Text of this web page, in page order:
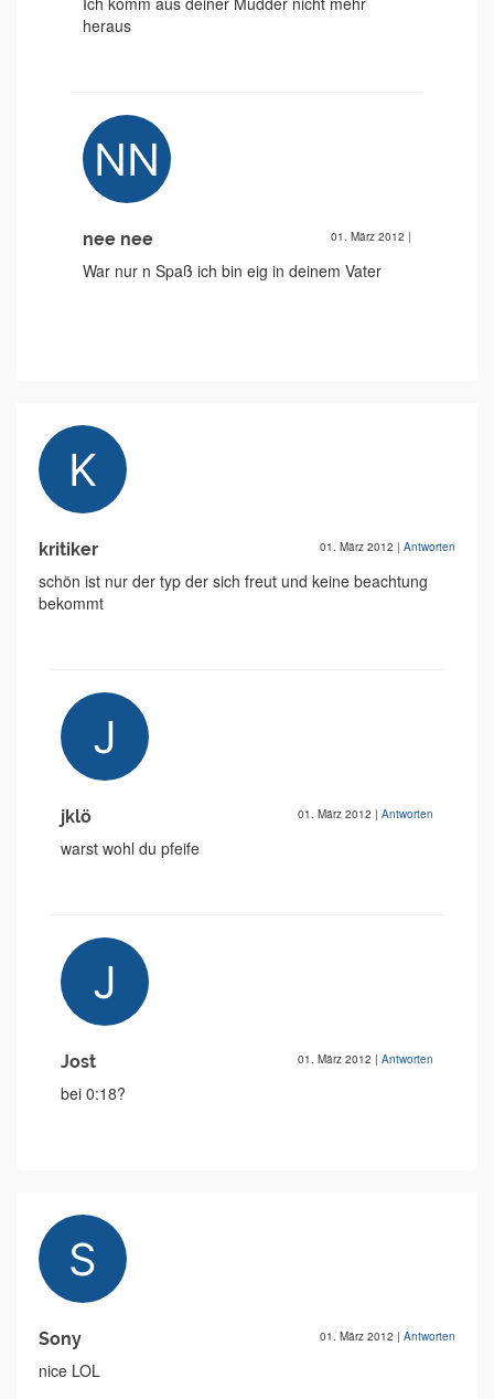
heraus
nee nee 01. März 2012 |
War nur n Spaß ich bin eig in deinem Vater
kritiker 01. März 2012 | Antworten
schön ist nur der typ der sich freut und keine beachtung
bekommt
jklö 01. März 2012 | Antworten
warst wohl du pfeife
Jost 01. März 2012 | Antworten
bei 0:18?
Sony 01. März 2012 | Antworten
nice LOL